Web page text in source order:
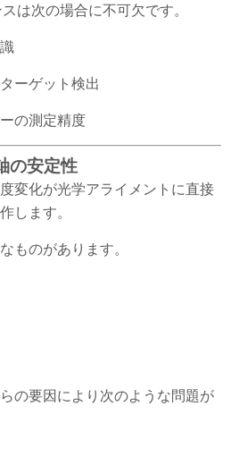
は次の場合に不可欠です。
ーゲット検出
の測定精度
の安定性
変化が光学アライメントに直接
します。
ものがあります。
の要因により次のような問題が